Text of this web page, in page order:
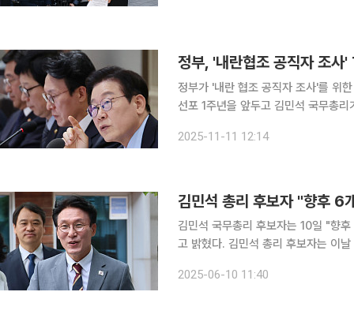
정부, '내란협조 공직자 조
정부가 '내란 협조 공직자 조사'를 위
선포 1주년을 앞두고 김민석 국무총
서 국무회의에 참석해 "헌법존중 정
2025-11-11 12:14
김민석 국무총리 후보자는 10일 "향
고 밝혔다. 김민석 총리 후보자는 이날 서울특별시 금융감독원 연수원에서 기자들과 만나 현재의 경
제·사회·문화 전반의 총체적 위기이
2025-06-10 11:40